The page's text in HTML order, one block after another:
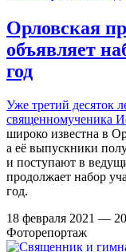
Орловская
объявляет
год
Уже третий десяток
священномученика
широко известна в
а её выпускники
и поступают в
продолжает набор
год.
18 февраля 2021 —
Фоторепортаж